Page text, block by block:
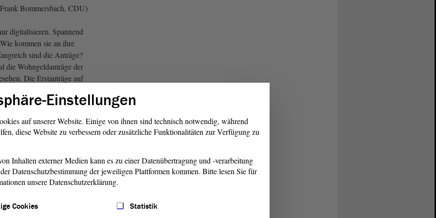
Bommersbach, CDU)
digitalisieren. Spannend
kommen sie an ihre
sind die Anträge?
die Wohngeldanträge der
Die Erstanträge auf
von acht Seiten bis hin zu
ist natürlich, einmal zu
Anhalt nicht
Weg bringen kann, sodass
werden.
von Angern, Die Linke)
Einige
schon
mit nur sechs Seiten und
Einstellungen
auf unserer Website. Einige von ihnen sind technisch notwendig, während
diese Website zu verbessern oder zusätzliche Funktionalitäten zur Verfügung zu
Inhalten externer Medien kann es zu einer Datenübertragung und -verarbeitung
Datenschutzbestimmung der jeweiligen Plattformen kommen. Bitte lesen Sie für
unsere Datenschutzerklärung.
Cookies
Statistik